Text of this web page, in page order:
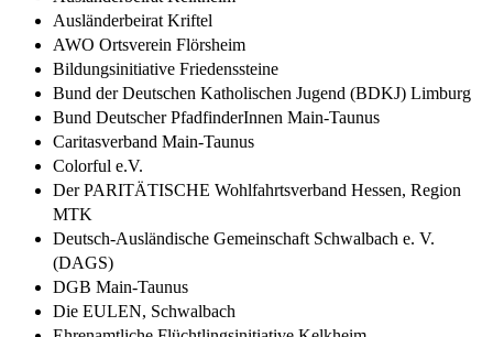
Ausländerbeirat Kriftel
AWO Ortsverein Flörsheim
Bildungsinitiative Friedenssteine
Bund der Deutschen Katholischen Jugend (BDKJ) Limburg
Bund Deutscher PfadfinderInnen Main-Taunus
Caritasverband Main-Taunus
Colorful e.V.
Der PARITÄTISCHE Wohlfahrtsverband Hessen, Region
MTK
Deutsch-Ausländische Gemeinschaft Schwalbach e. V.
(DAGS)
DGB Main-Taunus
Die EULEN, Schwalbach